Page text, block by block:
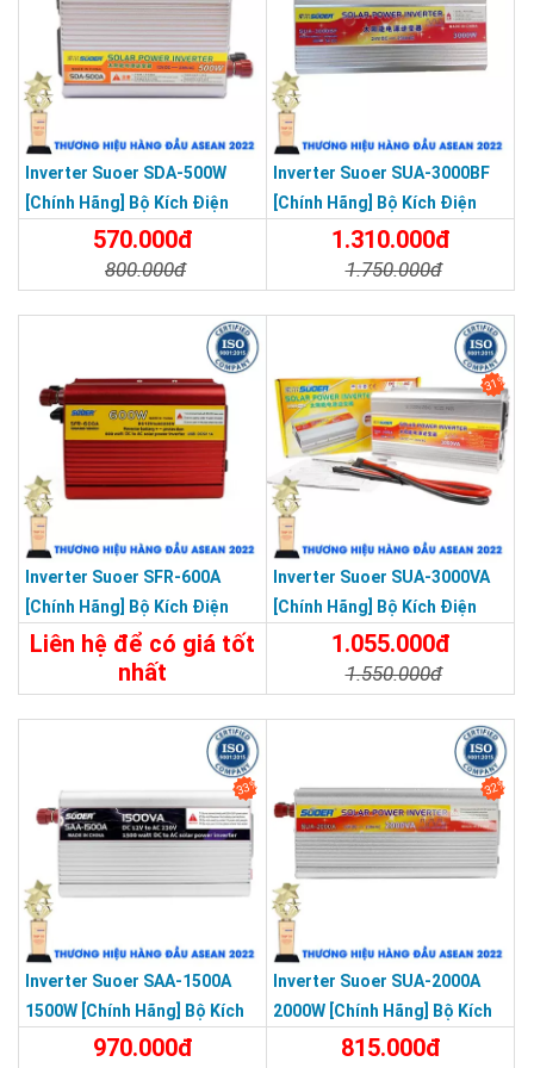
Inverter Suoer SDA-500W
[Chính Hãng] Bộ Kích Điện
12V Lên 220V - Máy Kích Điện
500W Sin Mô Phỏng
570.000đ
800.000đ
Inverter Suoer SUA-3000BF
[Chính Hãng] Bộ Kích Điện
Đổi Điện 3000W 24V Lên 220V
Bảo Vệ Ngược Cực Sóng Sin
Mô Phỏng
1.310.000đ
1.750.000đ
Inverter Suoer SFR-600A
[Chính Hãng] Bộ Kích Điện
Đổi Điện 600W 12V Lên 220V
Chống Ngược Cực
Liên hệ để có giá tốt
nhất
650.000đ
Đặt Mua
31%
Inverter Suoer SUA-3000VA
[Chính Hãng] Bộ Kích Điện
Lên 220V - Máy Kích Điện
Sóng Sin Mô Phỏng
1.055.000đ
1.550.000đ
33%
Inverter Suoer SAA-1500A
1500W [Chính Hãng] Bộ Kích
Điện 12V Lên 220V - Máy Kích
970.000đ
32%
Inverter Suoer SUA-2000A
2000W [Chính Hãng] Bộ Kích
Điện 12V Lên 220V - Máy Kích
815.000đ